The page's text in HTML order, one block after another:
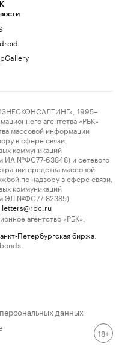
1995–
агентства «РБК»
массовой информации
в сфере связи,
коммуникаций
ИА №ФС77-63848) и сетевого
средства массовой
по надзору в сфере связи,
коммуникаций
ЭЛ №ФС77-82385)
letters@rbc.ru
агентство «РБК».
Петербургская биржа
данных
18+